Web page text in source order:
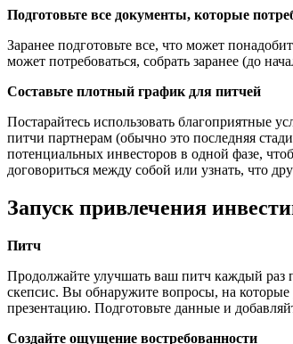
Подготовьте все документы, которые
Заранее подготовьте все, что может
может потребоваться, собрать заранее (до
Составьте плотный график для питчей
Постарайтесь использовать благоприятные
питчи партнерам (обычно это последняя
потенциальных инвесторов в одной фазе,
договориться между собой или узнать, что
Запуск привлечения
Питч
Продолжайте улучшать ваш питч каждый раз
скепсис. Вы обнаружите вопросы, на
презентацию. Подготовьте данные и
Создайте ощущение востребованности